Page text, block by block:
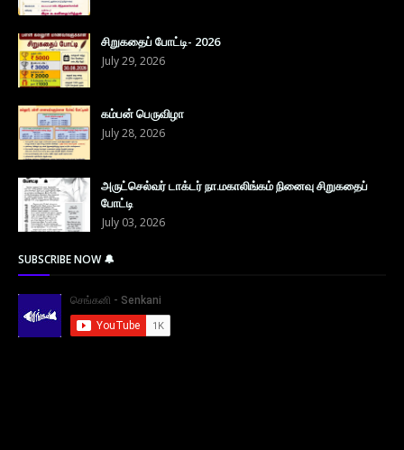
சிறுகதைப் போட்டி- 2026
July 29, 2026
கம்பன் பெருவிழா
July 28, 2026
அருட்செல்வர் டாக்டர் நா.மகாலிங்கம் நினைவு சிறுகதைப்
போட்டி
July 03, 2026
SUBSCRIBE NOW 🔔